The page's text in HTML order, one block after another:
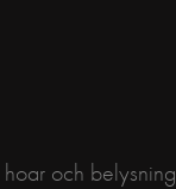
hoar och belysning